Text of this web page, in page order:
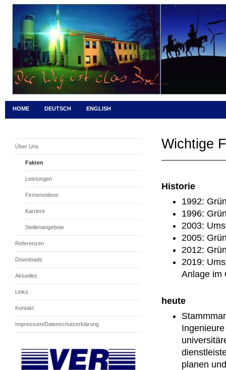
HOME DEUTSCH ENGLISH
Über Uns
Fakten
Leistungen
Firmenvideos
Karriere
Stellenangebote
Referenzen
Downloads
Aktuelles
Links
Kontakt
Impressum/Datenschutzerklärung
Wichtige
Historie
1992:
1996:
2003:
2005:
2012:
2019:
Anlage im
heute
planen